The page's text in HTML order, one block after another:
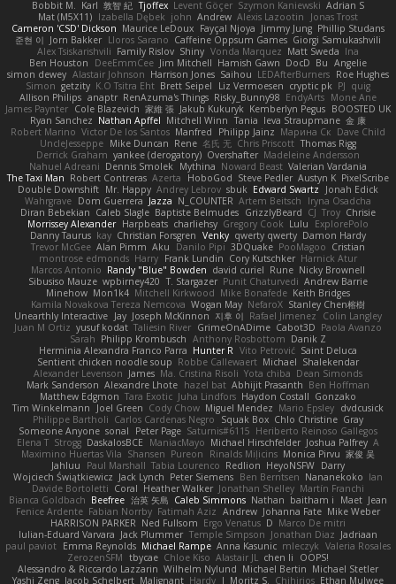
Bobbit M.
Karl 敦智 紀 Tjoffex Levent Göçer Szymon Kaniewski Adrian S
Mat (M5X11) Izabella Dębek john Andrew Alexis Lazootin
Jonas Trost
Cameron 'CSD' Dickson Maurice LeDoux Fayçal Njoya Jimmy Jung Phillip Studans
준현 이 Jorn Bakker Lloros Sarano Caffeine Oppsum Games Giorgi Samukashvili
Alex Tsiskarishvili Family Rislov Shiny Vonda Marquez Matt Sweda Ina
Ben Houston
DeeEmmCee Jim Mitchell Hamish Gawn DocD Bu Angelie
simon dewey Alastair Johnson Harrison Jones Saihou LEDAfterBurners Roe Hughes
Simon getzity K.O Tsitra Eht Brett Seipel Liz Vermoesen cryptic pk PJ quig
Allison Philips anaptr RenAzuma's Things Risky_Bunny98 EndyArts Mone Ane
James Paynter Cole Blazevich 家維 張 Jakub Kukuryk Kemberlyn Pegus BOOSTED UK
Ryan Sanchez Nathan Apffel Mitchell Winn Tania Ieva Straupmane 金 康
Robert Marino Victor De los Santos Manfred Philipp Jainz Марина Ск Dave Child
UncleJesseppe Mike Duncan Rene 名氏 无 Chris Priscott Thomas Rigg
Derrick Graham yankee (derogatory) Overshafter Madeleine Andersson
Nahuel Adreani Dennis Smolek Mythina Noward Beast Valerian Vardania
The Taxi Man Robert Contreras Azerta HoboGod Steve Pedler Austyn K PixelScribe
Double Downshift Mr. Happy Andrey Lebrov sbuk Edward Swartz
Jonah Edick
Wahrgrave Dom Guerrera Jazza N_COUNTER Artem Beitsch
Iryna Osadcha
Diran Bebekian Caleb Slagle Baptiste Belmudes GrizzlyBeard CJ Troy Chrisie
Morrissey Alexander Harpbeats charliehsy Gregory Cook Lulu
ExplorePolo
Danny Taurus kay Christian Forsgren Venky qwerty qwerty Damon Hardy
Trevor McGee Alan Pimm Aku Danilo Pipi 3DQuake PooMagoo Cristian
montrose edmonds Harry Frank Lundin Cory Kutschker Harnick Atur
Marcos Antonio Randy "Blue" Bowden david curiel Rune Nicky Brownell
Sibusiso Mauze wpbirney420 T. Stargazer Punit Chaturvedi Andrew Barrie
Minehow Mon1k4 Mitchell Kirkwood Mike Bonafede Keith Bridges
Kamila Novakova Tereza Nemcova Wogan May NefaroX Stanley Chen榕樹
Unearthly Interactive Jay Joseph McKinnon 지후 이 Rafael Jimenez
Colin Langley
Juan M Ortiz yusuf kodat Taliesin River GrimeOnADime Cabot3D Paola Avanzo
Sarah Philipp Krombusch Anthony Rosbottom Danik Z
Herminia Alexandra Franco Parra Hunter R Vito Petrović Saint Deluca
Sentient chicken noodle soup Robbe Callewaert Michael Shalekendar
Alexander Levenson James Ma. Cristina Risoli Yota chiba Dean Simonds
Mark Sanderson Alexandre Lhote hazel bat Abhijit Prasanth Ben Hoffman
Matthew Edgmon Tara Exotic Juha Lindfors Haydon Costall Gonzako
Tim Winkelmann
Joel Green Cody Chow Miguel Mendez Mario Epsley dvdcusick
Philippe Bartholi Carlos Cardenas Negro Squak Box Chlo Christine Gray
Someone Anyone sonal Peter Page Saturnis#6115 Heriberto Reinoso Gallegos
Elena T Strogg DaskalosBCE ManiacMayo Michael Hirschfelder Joshua Palfrey A
Maximino Huertas Vila Shansen Pureon Rinalds Miļicins Monica Pirvu 家俊 吴
Jahluu
Paul Marshall Tabia Lourenco Redlion HeyoNSFW Darry
Wojciech Świątkiewicz Jack Lynch Peter Siemens Ben Berntsen Nananekoko Ian
Davide Bortoletti Coral Heather Walker Jonathan Shelley Martín Franchi
Bianca Goldbach Beefree 治英 矢島 Caleb Simmons Nathan baitham i Maet Jean
Fenice Ardente Fabian Norrby Fatimah Aziz Andrew Johanna Fate Mike Weber
HARRISON PARKER Ned Fullsom Ergo Venatus D Marco De mitri
Iulian-Eduard Varvara Jack Plummer Temple Simpson Jonathan Diaz Jadriaan
paul paviot Emma Reynolds Michael Rampe Anna Kasunic mleczyk Valeria Rosales
ZerozenSFM tbycae Chloe Kiso Alastair JL chen li
OOPS!
Alessandro & Riccardo Lazzarin Wilhelm Nylund Michael Bertin Michael Stetler
Yashi Zeng Jacob Schelbert Malignant Hardy J Moritz S. Chihirios Ethan Mulwee